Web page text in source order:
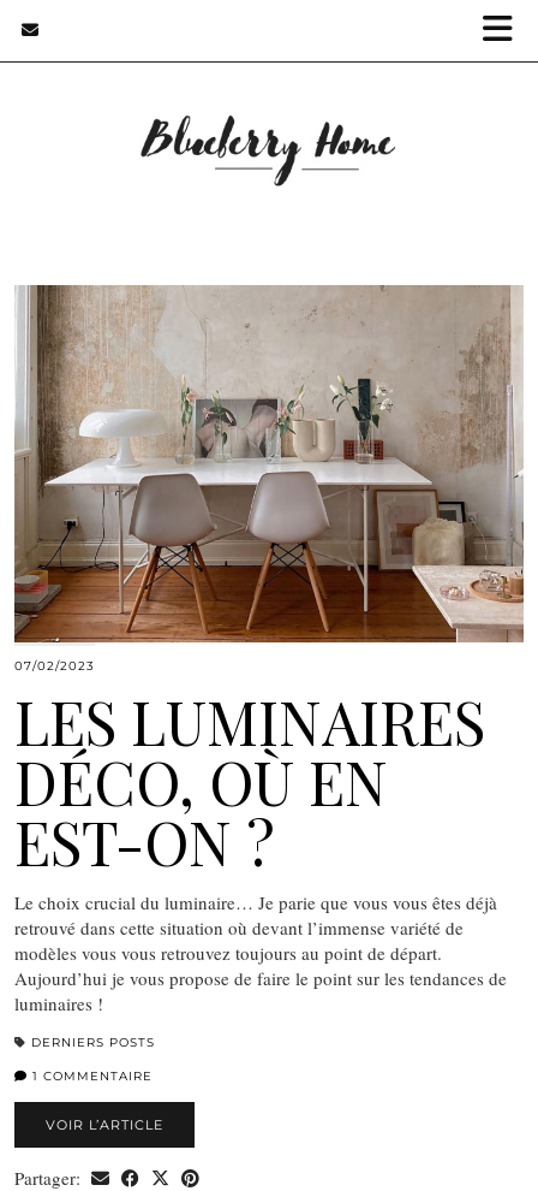
07/02/2023
LES LUMINAIRES
DÉCO, OÙ EN
EST-ON ?
Le choix crucial du luminaire… Je parie que vous vous êtes déjà
retrouvé dans cette situation où devant l’immense variété de
modèles vous vous retrouvez toujours au point de départ.
Aujourd’hui je vous propose de faire le point sur les tendances de
luminaires !
DERNIERS POSTS
1 COMMENTAIRE
VOIR L’ARTICLE
Partager: